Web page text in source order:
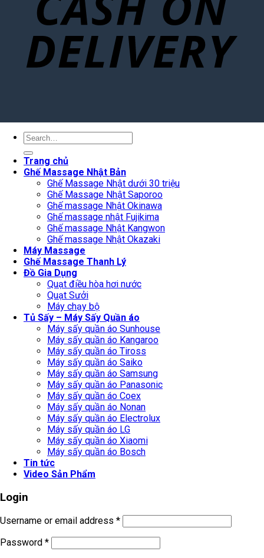
Search
Trang chủ
Ghế Massage Nhật Bản
Ghế Massage Nhật dưới 30 triệu
Ghế Massage Nhật Saporoo
Ghế massage Nhật Okinawa
Ghế massage nhật Fujikima
Ghế massage Nhật Kangwon
Ghế massage Nhật Okazaki
Máy Massage
Ghế Massage Thanh Lý
Đồ Gia Dụng
Quạt điều hòa hơi nước
Quạt Sưởi
Máy chạy bộ
Tủ Sấy – Máy Sấy Quần áo
Máy sấy quần áo Sunhouse
Máy sấy quần áo Kangaroo
Máy sấy quần áo Tiross
Máy sấy quần áo Saiko
Máy sấy quần áo Samsung
Máy sấy quần áo Panasonic
Máy sấy quần áo Coex
Máy sấy quần áo Nonan
Máy sấy quần áo Electrolux
Máy sấy quần áo LG
Máy sấy quần áo Xiaomi
Máy sấy quần áo Bosch
Tin tức
Video Sản Phẩm
Login
Username or email address *
Password *